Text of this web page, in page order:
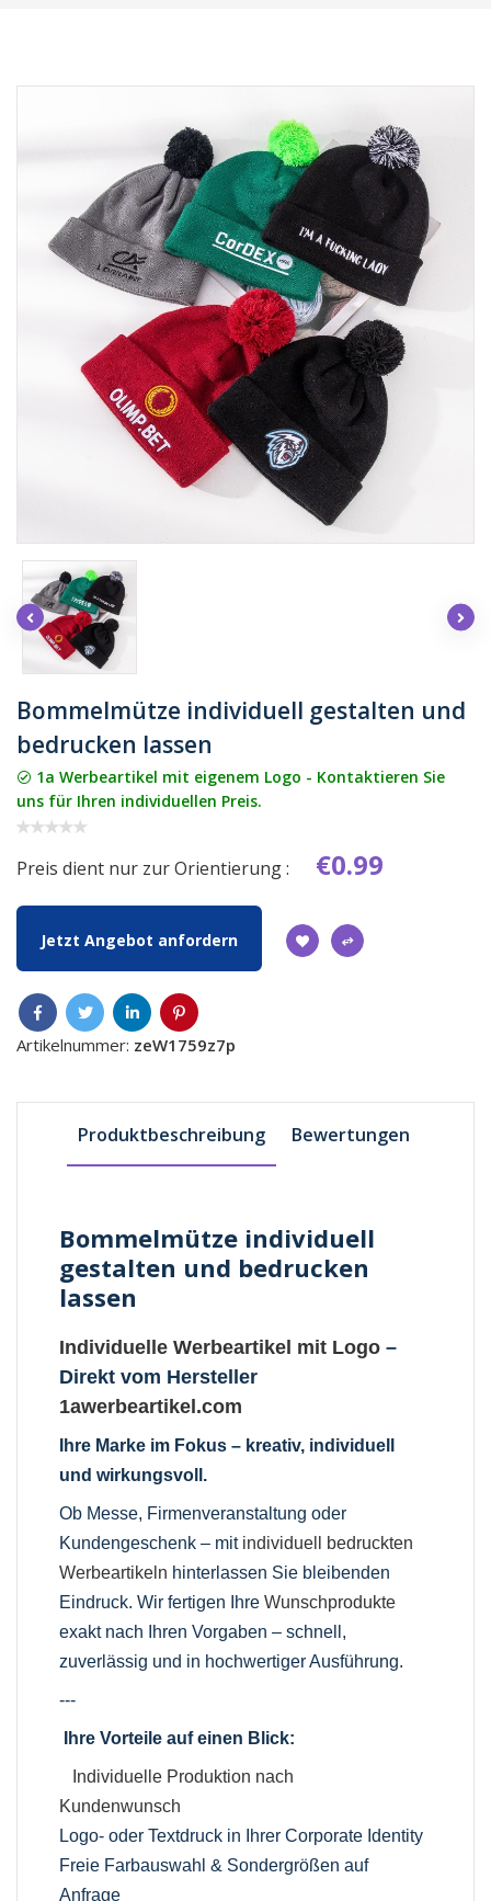
Bommelmütze individuell gestalten und
bedrucken lassen
1a Werbeartikel mit eigenem Logo - Kontaktieren Sie
uns für Ihren individuellen Preis.
Preis dient nur zur Orientierung : €0.99
Jetzt Angebot anfordern
Artikelnummer: zeW1759z7p
Produktbeschreibung Bewertungen
Bommelmütze individuell
gestalten und bedrucken
lassen
Individuelle Werbeartikel mit Logo –
Direkt vom Hersteller
1awerbeartikel.com
Ihre Marke im Fokus – kreativ, individuell
und wirkungsvoll.
Ob Messe, Firmenveranstaltung oder
Kundengeschenk – mit individuell bedruckten
Werbeartikeln hinterlassen Sie bleibenden
Eindruck. Wir fertigen IhreWunschprodukte
exakt nach Ihren Vorgaben – schnell,
zuverlässig und in hochwertiger Ausführung.
---
Ihre Vorteile auf einen Blick:
Individuelle Produktion nach
Kundenwunsch
Logo- oder Textdruck in Ihrer Corporate Identity
Freie Farbauswahl & Sondergrößen auf
Anfrage